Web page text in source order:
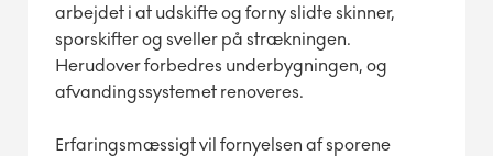
arbejdet i at udskifte og forny slidte skinner,
sporskifter og sveller på strækningen.
Herudover forbedres underbygningen, og
afvandingssystemet renoveres.
Erfaringsmæssigt vil fornyelsen af sporene